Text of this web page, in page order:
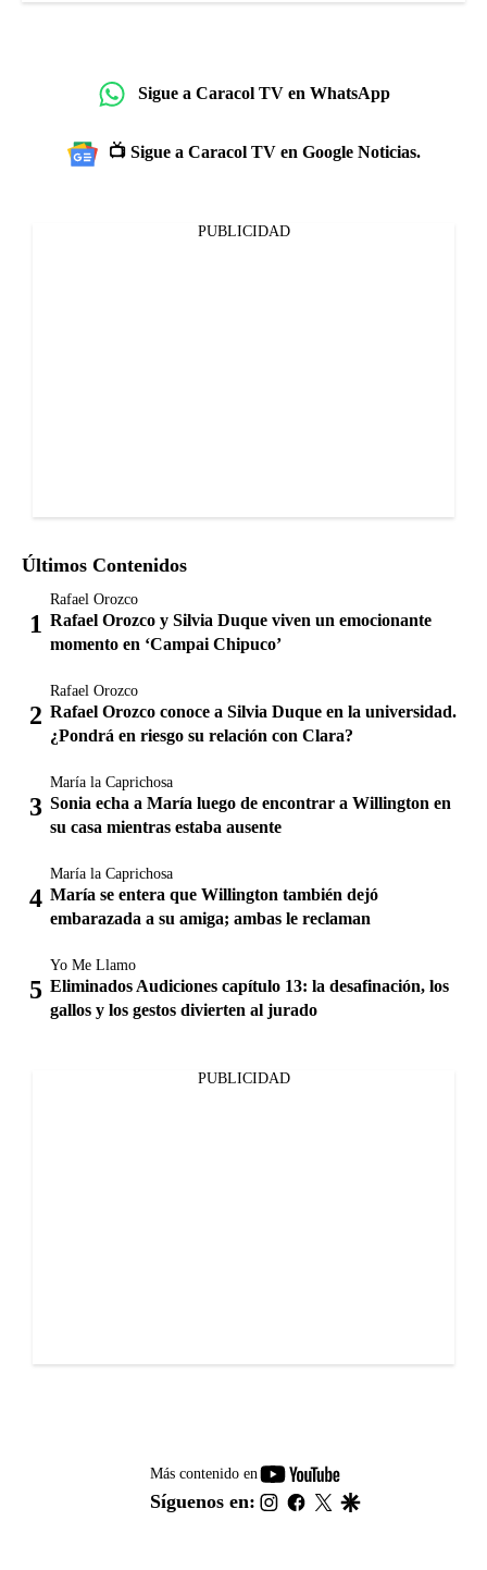
Sigue a Caracol TV en WhatsApp
📺 Sigue a Caracol TV en Google Noticias.
PUBLICIDAD
Últimos Contenidos
Rafael Orozco
Rafael Orozco y Silvia Duque viven un emocionante
momento en ‘Campai Chipuco’
Rafael Orozco
Rafael Orozco conoce a Silvia Duque en la universidad.
¿Pondrá en riesgo su relación con Clara?
María la Caprichosa
Sonia echa a María luego de encontrar a Willington en
su casa mientras estaba ausente
María la Caprichosa
María se entera que Willington también dejó
embarazada a su amiga; ambas le reclaman
Yo Me Llamo
Eliminados Audiciones capítulo 13: la desafinación, los
gallos y los gestos divierten al jurado
PUBLICIDAD
Más contenido en
youtube-
footer
Síguenos en: instagram
facebook
twitter